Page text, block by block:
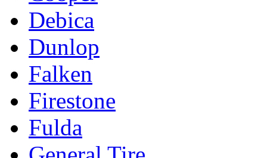
Debica
Dunlop
Falken
Firestone
Fulda